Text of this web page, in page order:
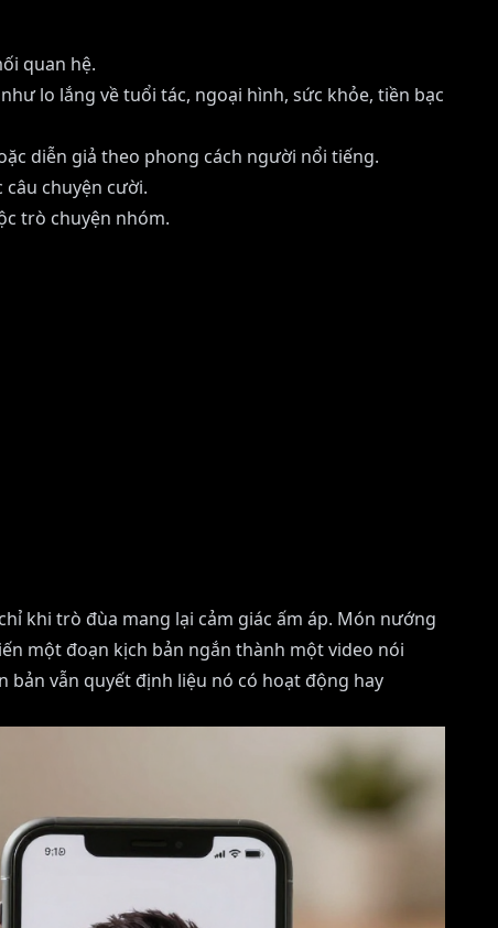
quan hệ.
lo lắng về tuổi tác, ngoại hình, sức khỏe, tiền bạc
diễn giả theo phong cách người nổi tiếng.
chuyện cười.
trò chuyện nhóm.
khi trò đùa mang lại cảm giác ấm áp. Món nướng
một đoạn kịch bản ngắn thành một video nói
vẫn quyết định liệu nó có hoạt động hay